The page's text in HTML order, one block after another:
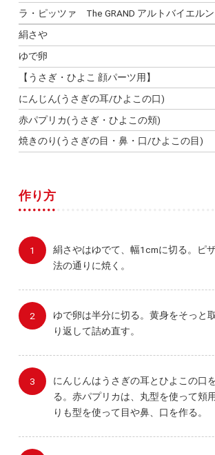
ラ・ピッツァ The GRAND アルトバイエルン
絹さや
ゆで卵
【うさぎ・ひよこ 顔パーツ用】
にんじん(うさぎの耳/ひよこの口)
赤パプリカ(うさぎ・ひよこの頬)
焼きのり(うさぎの目・鼻・口/ひよこの目)
作り方
絹さやはゆでて、幅1cmに切る。ピ
法の通りに焼く。
ゆで卵は半分に切る。黄身をそっと
り返して詰め直す。
にんじんはうさぎの耳とひよこの口
る。赤パプリカは、丸型を使って頬
りも型を使って目や鼻、口を作る。